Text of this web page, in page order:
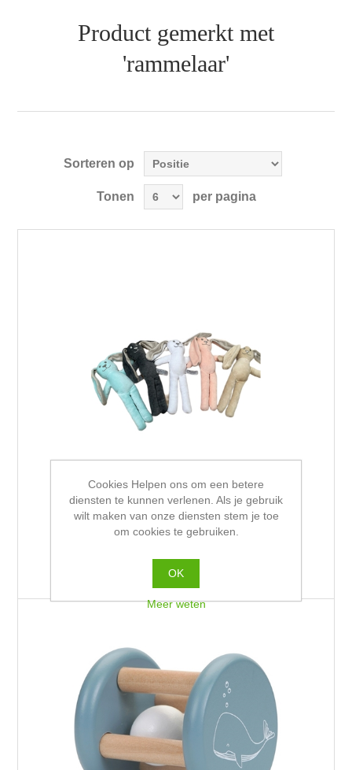
Product gemerkt met
'rammelaar'
Sorteren op
Tonen per pagina
Konijn Kaya met rammelgeluid Funnies
geborduurd met Naam
Van €9,99 incl. BTW
Cookies Helpen ons om een betere
diensten te kunnen verlenen. Als je gebruik
wilt maken van onze diensten stem je toe
om cookies te gebruiken.
OK
Meer weten